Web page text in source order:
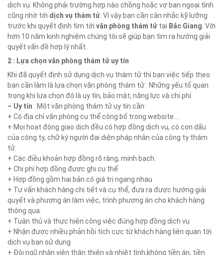
dịch vụ. Không phải trường hợp nào chồng hoặc vợ bạn ngoại tình
cũng nhờ tới dịch vụ thám tử . Vì vậy bạn cần cân nhắc kỹ lưỡng
trước khi quyết định tìm tới văn phòng thám tử tại Bắc Giang . Với
hơn 10 năm kinh nghiệm chúng tôi sẽ giúp bạn tìm ra hướng giải
quyết vấn đề hơp lý nhất.
2 : Lựa chọn văn phòng thám tử uy tín
Khi đã quyết định sử dụng dịch vụ thám tử thì bạn việc tiếp theo
bạn cần làm là lựa chọn văn phòng thám tử . Những yếu tố quan
trọng khi lựa chọn đó là uy tín, bảo mật, năng lực và chi phí.
– Uy tín : Một văn phòng thám tử uy tín cần:
+ Có địa chỉ văn phòng cụ thể công bố trong website….
+ Mọi hoạt động giao dịch đều có hợp đồng dịch vụ, có con dấu
của công ty, chữ ký người đại diện pháp nhân của công ty thám
tử.
+ Các điều khoản hợp đồng rõ ràng, minh bạch.
+ Chi phí hợp đồng được ghi cụ thể
+ Hợp đồng gồm hai bản có giá trị ngang nhau
+ Tư vấn khách hàng chi tiết và cụ thể, đưa ra được hướng giải
quyết và phương án làm việc, trình phương án cho khách hàng
thông qua.
+ Tuân thủ và thực hiện công việc đúng hợp đồng dịch vụ
+ Nhận được nhiều phản hồi tích cực từ khách hàng liên quan tới
dịch vụ bạn sử dụng
+ Đội ngũ nhân viên thân thiện và nhiệt tình,không tiền án, tiền